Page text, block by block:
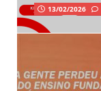
13/02/2026